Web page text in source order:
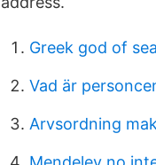
Greek god of sea
Vad är
Arvsordning